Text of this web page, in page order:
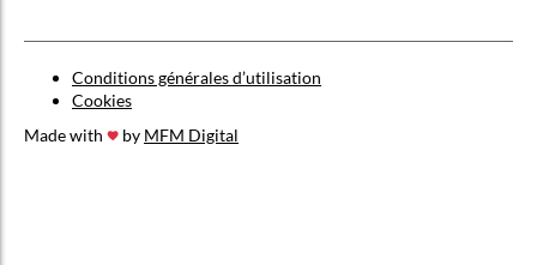
Conditions générales d’utilisation
Cookies
Made with
by MFM Digital